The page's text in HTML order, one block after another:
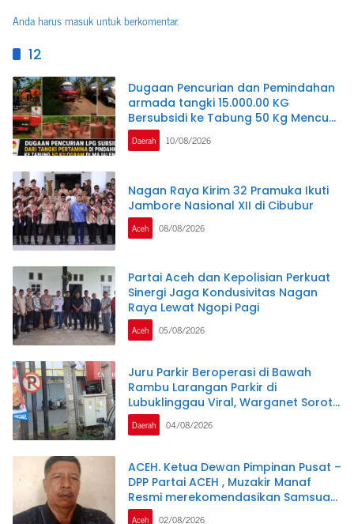
Anda harusmasukuntuk berkomentar.
12
Dugaan Pencurian dan Pemindahan
armada tangki 15.000.00 KG
Bersubsidi ke Tabung 50 Kg Mencuat
di Kertajati Majalengka, ( APH ) Bisa
Menindak pelaku,jangan tutup mata.
Daerah 10/08/2026
Nagan Raya Kirim 32 Pramuka Ikuti
Jambore Nasional XII di Cibubur
Aceh 08/08/2026
Partai Aceh dan Kepolisian Perkuat
Sinergi Jaga Kondusivitas Nagan
Raya Lewat Ngopi Pagi
Aceh 05/08/2026
Juru Parkir Beroperasi di Bawah
Rambu Larangan Parkir di
Lubuklinggau Viral, Warganet Soroti
Dugaan Pelanggaran.SK DI
PERTANYAKAN
Daerah 04/08/2026
ACEH. Ketua Dewan Pimpinan Pusat –
DPP Partai ACEH , Muzakir Manaf
Resmi merekomendasikan Samsuar
( WAN Malaya ) PJ Ketua Partai Aceh
Aceh 02/08/2026